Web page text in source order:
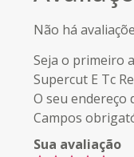
Não há
Seja o primeiro
Supercut E Tc
O seu endereço
Campos
Sua avaliação